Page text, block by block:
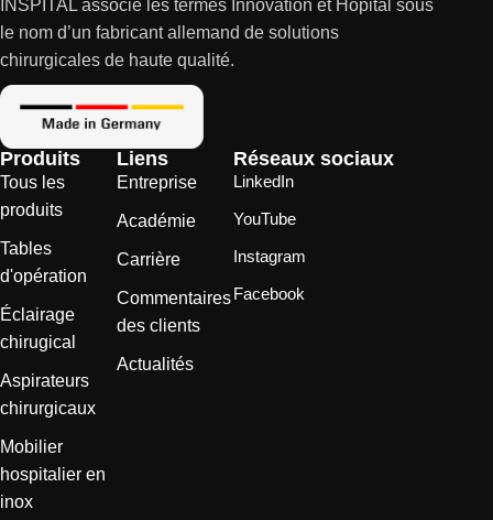
INSPITAL associe les termes Innovation et Hôpital sous
le nom d’un fabricant allemand de solutions
chirurgicales de haute qualité.
Produits
Tous les
produits
Tables
d'opération
Éclairage
chirugical
Aspirateurs
chirurgicaux
Mobilier
hospitalier en
inox
Liens
Entreprise
Académie
Carrière
Commentaires
des clients
Actualités
Réseaux sociaux
LinkedIn
YouTube
Instagram
Facebook